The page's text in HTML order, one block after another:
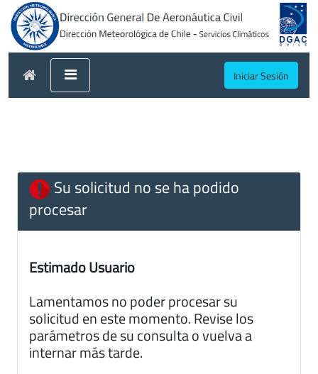
Iniciar Sesión
Su solicitud no se ha podido
procesar
Estimado Usuario
Lamentamos no poder procesar su
solicitud en este momento. Revise los
parámetros de su consulta o vuelva a
internar más tarde.